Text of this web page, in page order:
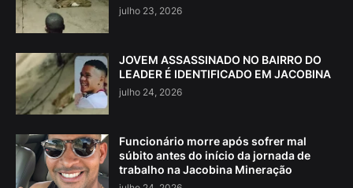
julho 23, 2026
JOVEM ASSASSINADO NO BAIRRO DO
LEADER É IDENTIFICADO EM JACOBINA
julho 24, 2026
Funcionário morre após sofrer mal
súbito antes do início da jornada de
trabalho na Jacobina Mineração